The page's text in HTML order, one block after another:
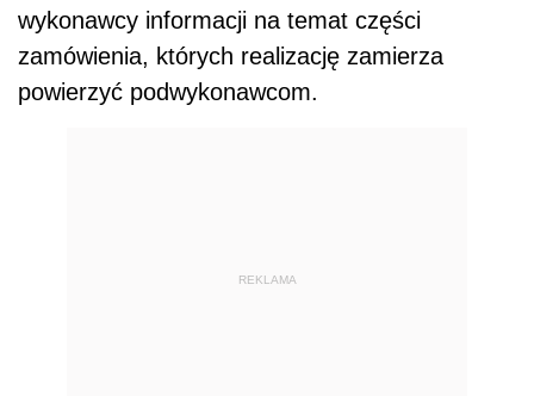
wykonawcy informacji na temat części
zamówienia, których realizację zamierza
powierzyć podwykonawcom.
REKLAMA